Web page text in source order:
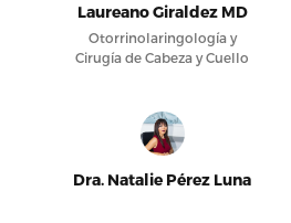
Laureano Giraldez MD
Otorrinolaringología y
Cirugía de Cabeza y Cuello
Dra. Natalie Pérez Luna